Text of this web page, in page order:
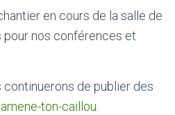
en cours de la salle de
pour nos conférences et
continuerons de publier des
amene-ton-caillou.